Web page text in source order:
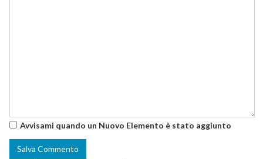
Avvisami quando un Nuovo Elemento è stato aggiunto